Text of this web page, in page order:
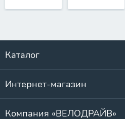
Каталог
Интернет-магазин
Компания «ВЕЛОДРАЙВ»